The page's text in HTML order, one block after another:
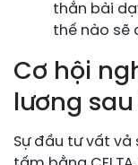
thắn bài
thế nào sẽ
Cơ hội
lương sau
Sự đầu tư vất vả